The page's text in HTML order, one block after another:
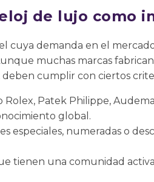
de lujo como
cuya demanda en el
muchas marcas
cumplir con ciertos
Rolex, Patek Philippe,
global.
especiales, numeradas o
tienen una comunidad